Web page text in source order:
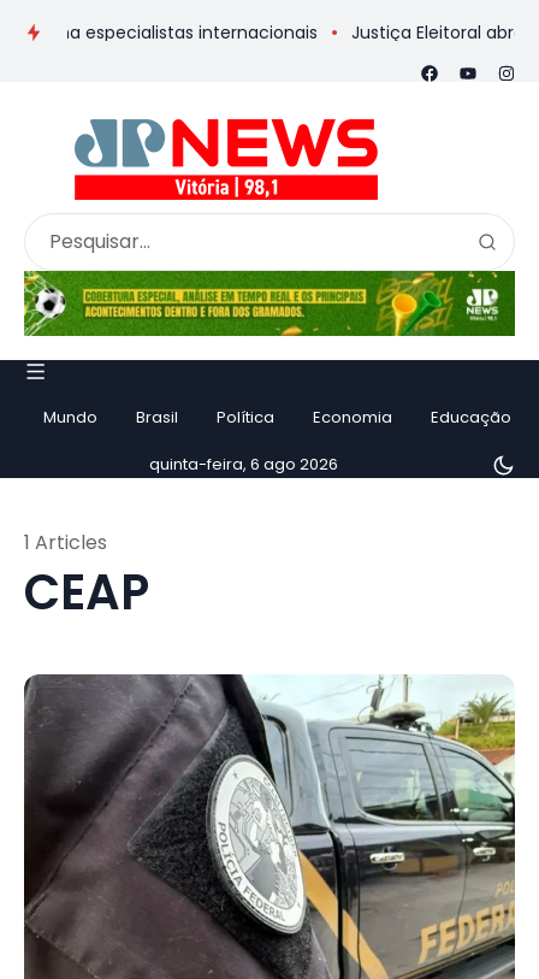
especialistas internacionais Justiça Eleitoral abre urna
Mundo Brasil Política Economia Educação
quinta-feira, 6 ago 2026
CEAP
1 Articles